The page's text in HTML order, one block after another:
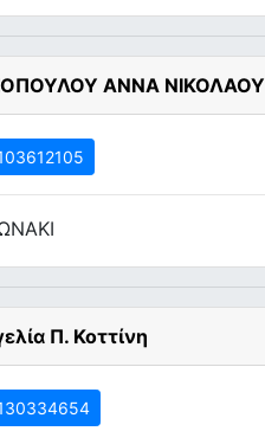
ΑΝΝΑ
Π. Κοττίνη